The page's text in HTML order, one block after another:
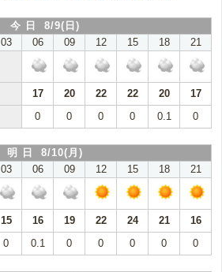
今 日 8/9(日)
03 06 09 12 15 18
21
17 20 22 22 20
17
0 0 0 0 0.1 0
明 日 8/10(月)
03 06 09 12 15 18
21
15 16 19 22 24 21
16
0 0.1 0 0 0 0 0